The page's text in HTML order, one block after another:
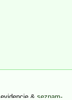
& seznam-